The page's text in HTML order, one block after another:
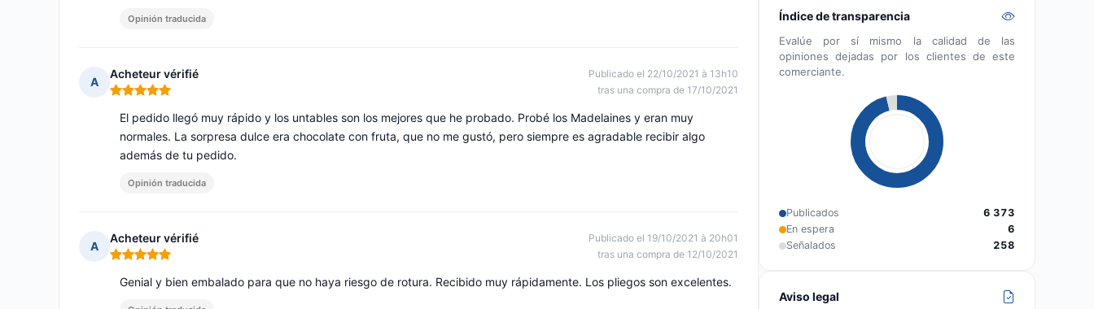
Opinión traducida
A
Acheteur vérifié
Nota: 5 de 5
Publicado el 22/10/2021 à 13h10
tras una compra de 17/10/2021
El pedido llegó muy rápido y los untables son los mejores que he probado. Probé los Madelaines y eran muy
normales. La sorpresa dulce era chocolate con fruta, que no me gustó, pero siempre es agradable recibir algo
además de tu pedido.
Opinión traducida
A
Acheteur vérifié
Nota: 5 de 5
Publicado el 19/10/2021 à 20h01
tras una compra de 12/10/2021
Genial y bien embalado para que no haya riesgo de rotura. Recibido muy rápidamente. Los pliegos son excelentes.
Índice de transparencia
Evalúe por sí mismo la calidad de las
opiniones dejadas por los clientes de este
comerciante.
Publicados
6 373
En espera
6
Señalados
258
Aviso legal